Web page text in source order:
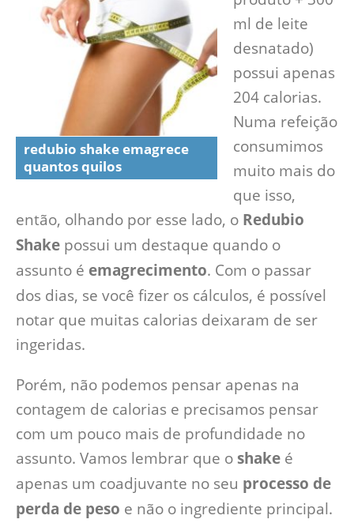
redubio shake emagrece
quantos quilos
ml de leite
desnatado)
possui apenas
204 calorias.
Numa refeição
consumimos
muito mais do
que isso,
então, olhando por esse lado, o Redubio
Shake possui um destaque quando o
assunto é emagrecimento. Com o passar
dos dias, se você fizer os cálculos, é possível
notar que muitas calorias deixaram de ser
ingeridas.
Porém, não podemos pensar apenas na
contagem de calorias e precisamos pensar
com um pouco mais de profundidade no
assunto. Vamos lembrar que o shake é
apenas um coadjuvante no seu processo de
perda de peso e não o ingrediente principal.